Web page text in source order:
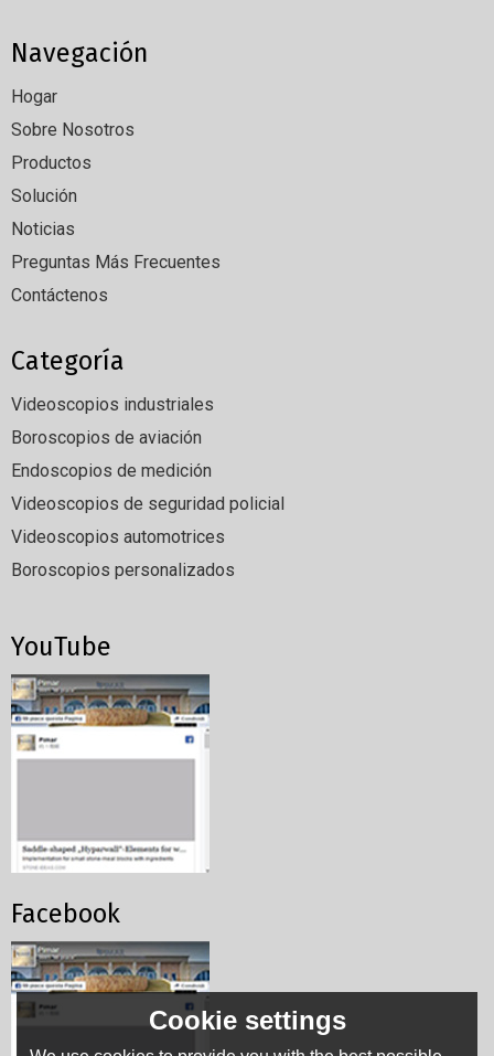
Navegación
Hogar
Sobre Nosotros
Productos
Solución
Noticias
Preguntas Más Frecuentes
Contáctenos
Categoría
Videoscopios industriales
Boroscopios de aviación
Endoscopios de medición
Videoscopios de seguridad policial
Videoscopios automotrices
Boroscopios personalizados
YouTube
Facebook
Cookie settings